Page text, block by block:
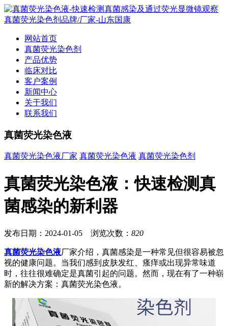
网站首页
真菌荧光染色剂
产品优势
临床对比
客户案例
新闻中心
关于我们
联系我们
真菌荧光染色液
真菌荧光染色液厂家 真菌荧光染色液 真菌荧光染色剂
真菌荧光染色液：快速检测真
菌感染的新利器
发布日期：2024-01-05 浏览次数： 820
真菌荧光染色液厂家介绍，真菌感染是一种常见但很容易被忽
视的健康问题。当我们感到皮肤发红、瘙痒或出现异常味道
时，往往很难确定是真菌引起的问题。然而，现在有了一种崭
新的解决方案：真菌荧光染色液。